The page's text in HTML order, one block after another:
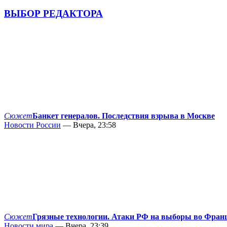
ВЫБОР РЕДАКТОРА
СюжетБанкет генералов. Последствия взрыва в Москве
Новости России — Вчера, 23:58
СюжетГрязные технологии. Атаки РФ на выборы во